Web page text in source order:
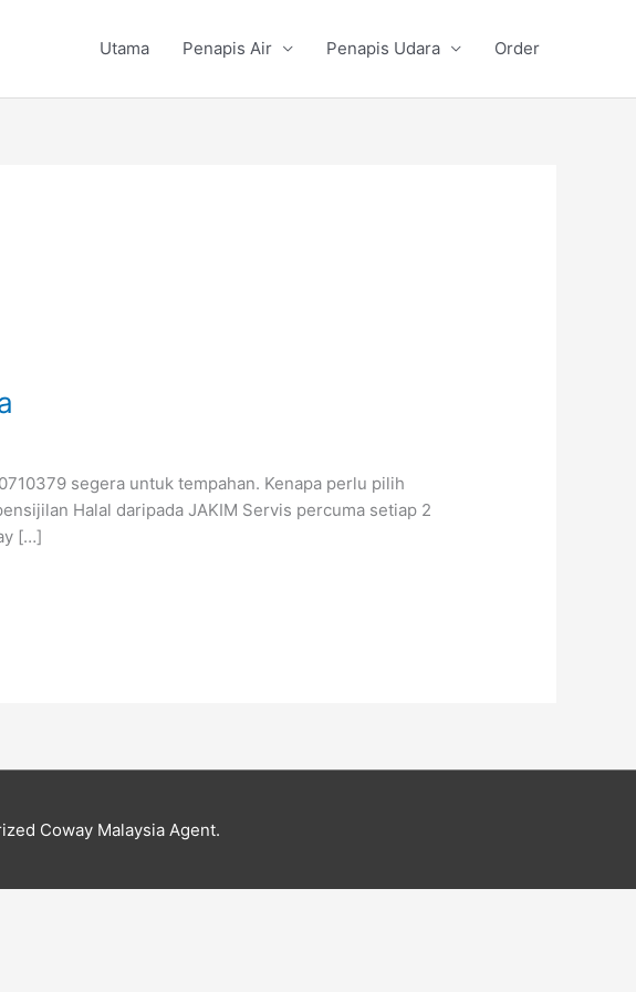
Utama Penapis Air Penapis Udara Order
segera untuk tempahan. Kenapa perlu pilih
Halal daripada JAKIM Servis percuma setiap 2
[…]
Coway Malaysia Agent.